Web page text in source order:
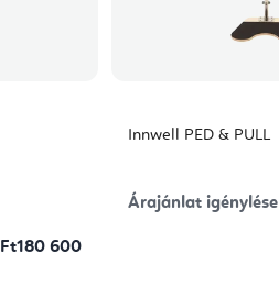
Ft180 600
Innwell PED & PULL
Árajánlat igénylése